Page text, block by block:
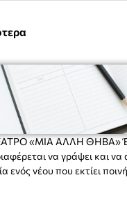
«ΜΙΑ ΑΛΛΗ ΘΗΒΑ» Ένας
να γράψει και να
ενός νέου που εκτίει
Ένα